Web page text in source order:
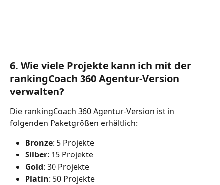
6. Wie viele Projekte kann ich mit der
rankingCoach 360 Agentur-Version
verwalten?
Die rankingCoach 360 Agentur-Version ist in
folgenden Paketgrößen erhältlich:
Bronze: 5 Projekte
Silber: 15 Projekte
Gold: 30 Projekte
Platin: 50 Projekte